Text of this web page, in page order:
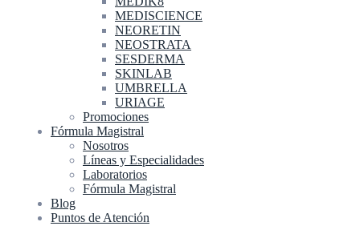
MEDISCIENCE
NEORETIN
NEOSTRATA
SESDERMA
SKINLAB
UMBRELLA
URIAGE
Promociones
Fórmula Magistral
Nosotros
Líneas y Especialidades
Laboratorios
Fórmula Magistral
Blog
Puntos de Atención